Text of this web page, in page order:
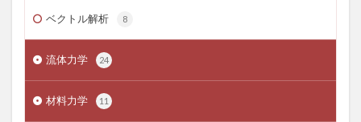
ベクトル解析 8
流体力学 24
材料力学 11